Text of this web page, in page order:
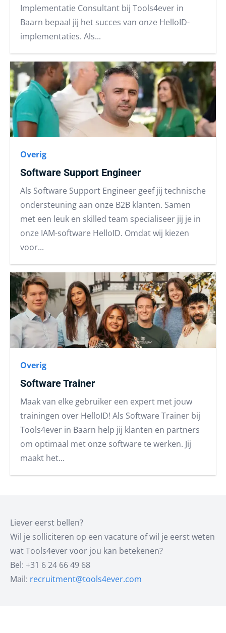
Implementatie Consultant bij Tools4ever in
Baarn bepaal jij het succes van onze HelloID-
implementaties. Als...
Overig
Software Support Engineer
Als Software Support Engineer geef jij technische
ondersteuning aan onze B2B klanten. Samen
met een leuk en skilled team specialiseer jij je in
onze IAM-software HelloID. Omdat wij kiezen
voor...
Overig
Software Trainer
Maak van elke gebruiker een expert met jouw
trainingen over HelloID! Als Software Trainer bij
Tools4ever in Baarn help jij klanten en partners
om optimaal met onze software te werken. Jij
maakt het...
Liever eerst bellen?
Wil je solliciteren op een vacature of wil je eerst weten
wat Tools4ever voor jou kan betekenen?
Bel: +31 6 24 66 49 68
Mail: recruitment@tools4ever.com